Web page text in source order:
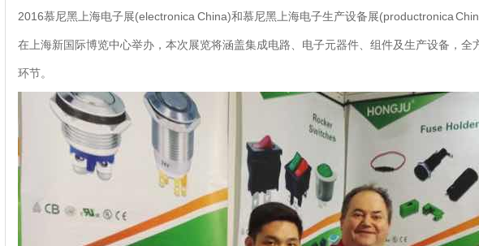
2016慕尼黑上海电子展(electronica China)和慕尼黑上海电子生产设备展(productronica
在上海新国际博览中心举办，本次展览将涵盖集成电路、电子元器件、组件及生产设备，全
环节。